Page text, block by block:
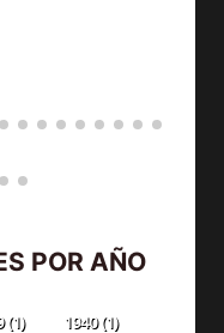
POR AÑO
(1) 1940(1)